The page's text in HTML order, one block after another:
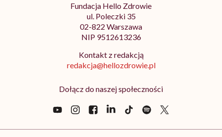
Fundacja Hello Zdrowie
ul. Poleczki 35
02-822 Warszawa
NIP 9512613236
Kontakt z redakcją
redakcja@hellozdrowie.pl
Dołącz do naszej społeczności